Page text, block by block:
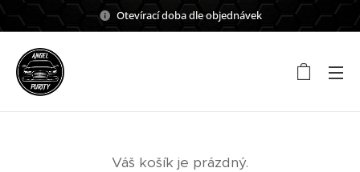
Otevírací doba dle objednávek
Váš košík je prázdný.